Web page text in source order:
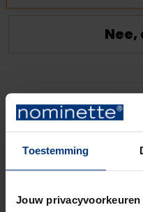
Toestemming
Jouw privacyvoorkeuren
Nee,
4. Kies de kleur